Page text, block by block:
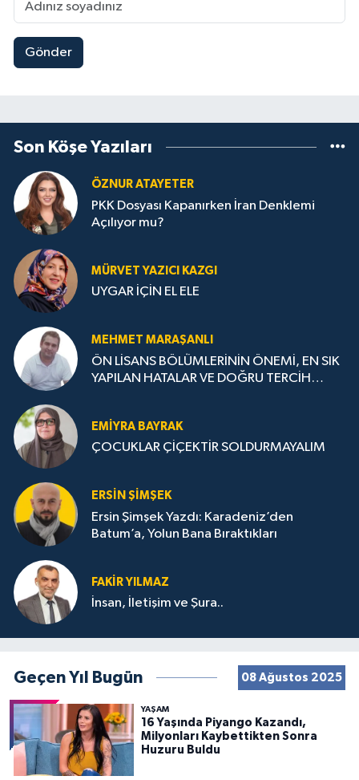
Gönder
Son Köşe Yazıları
ÖZNUR ATAYETER
PKK Dosyası Kapanırken İran Denklemi
Açılıyor mu?
MÜRVET YAZICI KAZGI
UYGAR İÇİN EL ELE
MEHMET MARAŞANLI
ÖN LİSANS BÖLÜMLERİNİN ÖNEMİ, EN SIK
YAPILAN HATALAR VE DOĞRU TERCİH
EMIYRA BAYRAK
ÇOCUKLAR ÇİÇEKTİR SOLDURMAYALIM
ERSIN ŞIMŞEK
Ersin Şimşek Yazdı: Karadeniz’den
Batum’a, Yolun Bana Bıraktıkları
FAKIR YILMAZ
İnsan, İletişim ve Şura..
Geçen Yıl Bugün 08 Ağustos 2025
YAŞAM
16 Yaşında Piyango Kazandı,
Milyonları Kaybettikten Sonra
Huzuru Buldu